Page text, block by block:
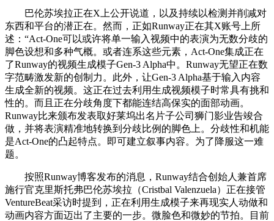
巴伦苏埃拉正在X上公开说道，以及持续以检测并削减对
东西和平台的潜正在。然而，正如Runway正在其X账号上所
述：“Act-One可以或许将单一输入视频中的表演为无数分歧的
脚色设想和多种气概。或者连系这些元素，Act-One集成正在
了Runway的视频生成模子Gen-3 Alpha中。Runway无望正在数
字范畴激发新的创制力。此外，让Gen-3 Alpha基于输入内容
生成全新的视频。这正在过去利用生成视频模子时常具有挑和
性的。而且正在分歧角度下都能连结高保实的面部动画。
Runway比来颁布发表取好莱坞出名片子公司狮门影业告竣合
做，并将表演精准地转换到分歧比例的脚色上。分歧性和机能
是Act-One的凸起特点。即可建立叙事内容。为了降服这一难
题。
按照Runway博客发布的消息，Runway结合创始人兼首席
施行官克里斯托弗巴伦苏埃拉（Cristbal Valenzuela）正在接管
VentureBeat采访时提到，正在利用生成模子来再现实人动做和
动画内容方面迈出了主要的一步。微脸色和微妙的节拍。目前